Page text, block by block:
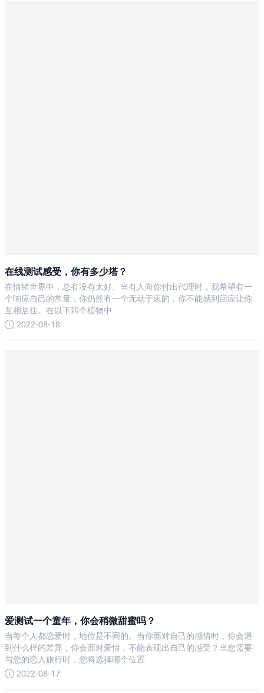
在线测试感受，你有多少塔？
在情绪世界中，总有没有太好。当有人向你付出代理时，我希望有一
个响应自己的常量，你仍然有一个无动于衷的，你不能感到回应让你
互相居住。在以下四个植物中
2022-08-18
爱测试一个童年，你会稍微甜蜜吗？
当每个人都恋爱时，地位是不同的。当你面对自己的感情时，你会遇
到什么样的差异，你会面对爱情，不能表现出自己的感受？当您需要
与您的恋人旅行时，您将选择哪个位置
2022-08-17